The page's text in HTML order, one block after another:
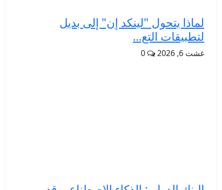
لماذا يتحول "لينكد إن" إلى بديل
لتطبيقات التع...
غشت 6, 2026 0